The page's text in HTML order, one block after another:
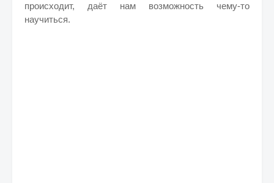
происходит, даёт нам возможность чему-то
научиться.